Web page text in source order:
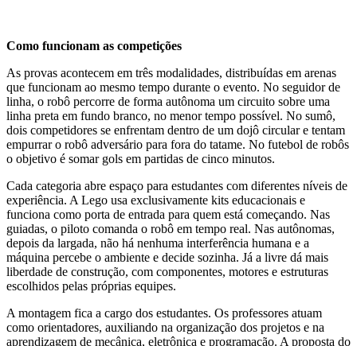
Como funcionam as competições
As provas acontecem em três modalidades, distribuídas em arenas
que funcionam ao mesmo tempo durante o evento. No seguidor de
linha, o robô percorre de forma autônoma um circuito sobre uma
linha preta em fundo branco, no menor tempo possível. No sumô,
dois competidores se enfrentam dentro de um dojô circular e tentam
empurrar o robô adversário para fora do tatame. No futebol de robôs
o objetivo é somar gols em partidas de cinco minutos.
Cada categoria abre espaço para estudantes com diferentes níveis de
experiência. A Lego usa exclusivamente kits educacionais e
funciona como porta de entrada para quem está começando. Nas
guiadas, o piloto comanda o robô em tempo real. Nas autônomas,
depois da largada, não há nenhuma interferência humana e a
máquina percebe o ambiente e decide sozinha. Já a livre dá mais
liberdade de construção, com componentes, motores e estruturas
escolhidos pelas próprias equipes.
A montagem fica a cargo dos estudantes. Os professores atuam
como orientadores, auxiliando na organização dos projetos e na
aprendizagem de mecânica, eletrônica e programação. A proposta do